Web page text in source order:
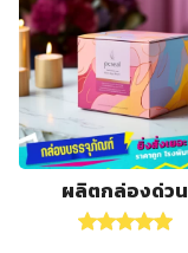
ผลิตกล่องด่วน
Rated5.00